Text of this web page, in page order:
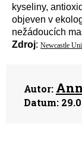
kyseliny,
objeven v
nežádoucích
Zdroj: Newcastle
Autor:
Datum: